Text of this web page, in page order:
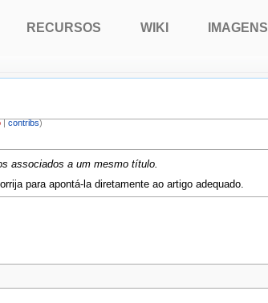
|contribs)
associados a um mesmo título.
para apontá-la diretamente ao artigo adequado.
RECURSOS WIKI IMAGENS